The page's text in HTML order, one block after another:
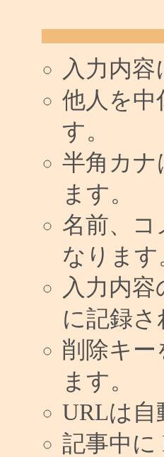
入力内
他人を中
す。
半角カ
ます。
名前、
なります
入力内
に記録さ
削除キー
ます。
URLは自
記事中